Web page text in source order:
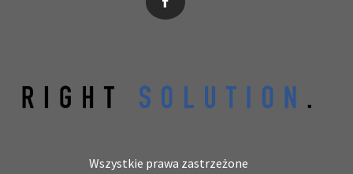
Wszystkie prawa zastrzeżone